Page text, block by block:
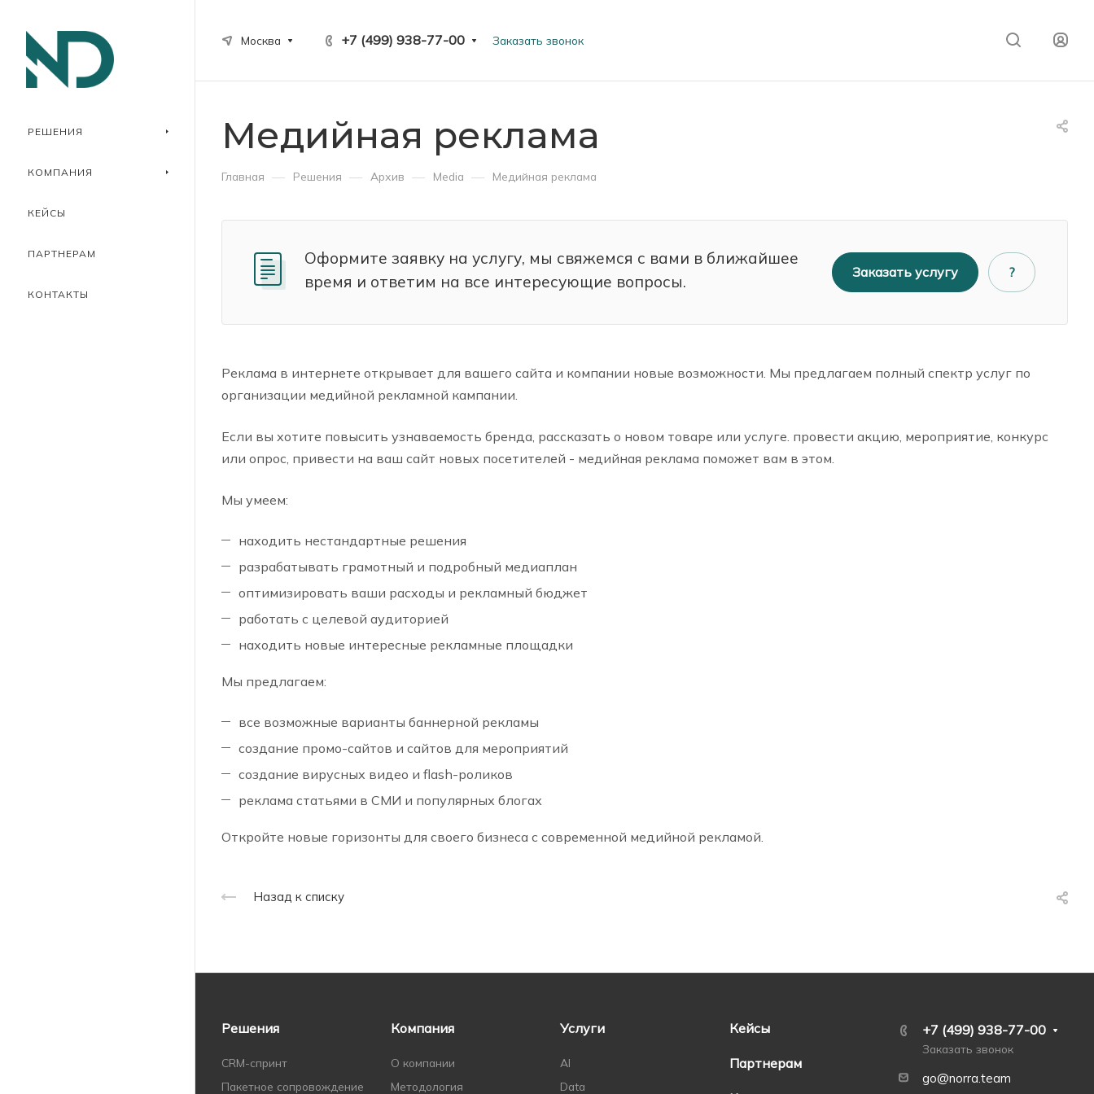
Москва +7 (499) 938-77-00 Заказать звонок
РЕШЕНИЯ
КОМПАНИЯ
КЕЙСЫ
ПАРТНЕРАМ
КОНТАКТЫ
Медийная реклама
Главная — Решения — Архив — Media — Медийная реклама
Оформите заявку на услугу, мы свяжемся с вами в ближайшее
время и ответим на все интересующие вопросы.
Заказать услугу ?
Реклама в интернете открывает для вашего сайта и компании новые возможности. Мы предлагаем полный спектр услуг по
организации медийной рекламной кампании.
Если вы хотите повысить узнаваемость бренда, рассказать о новом товаре или услуге. провести акцию, мероприятие, конкурс
или опрос, привести на ваш сайт новых посетителей - медийная реклама поможет вам в этом.
Мы умеем:
находить нестандартные решения
разрабатывать грамотный и подробный медиаплан
оптимизировать ваши расходы и рекламный бюджет
работать с целевой аудиторией
находить новые интересные рекламные площадки
Мы предлагаем:
все возможные варианты баннерной рекламы
создание промо-сайтов и сайтов для мероприятий
создание вирусных видео и flash-роликов
реклама статьями в СМИ и популярных блогах
Откройте новые горизонты для своего бизнеса с современной медийной рекламой.
Назад к списку
Решения
CRM-спринт
Пакетное сопровождение
Компания
О компании
Методология
Услуги
AI
Data
Кейсы
Партнерам
+7 (499) 938-77-00
Заказать звонок
go@norra.team